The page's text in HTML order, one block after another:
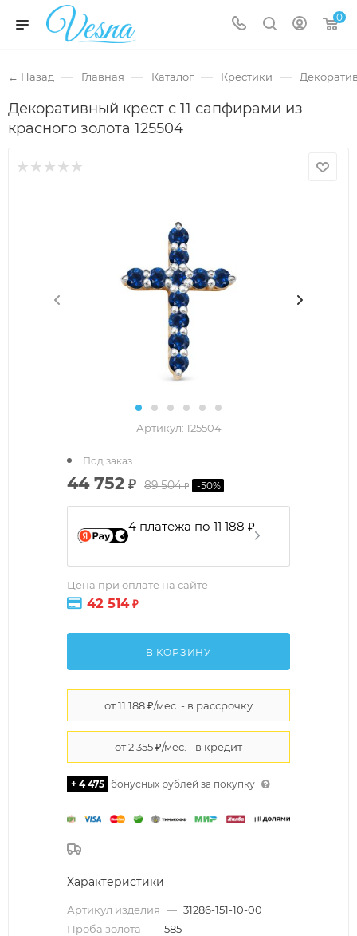
0
← Назад — Главная — Каталог — Крестики —
Декоративный крест с 11 сапфирами из
красного золота 125504
Артикул: 125504
44 752 ₽ 89 504₽ -50%
4 платежа по 11 188 ₽
Цена при оплате на сайте
42 514₽
Под заказ
В КОРЗИНУ
+ 4 475 бонусных рублей за покупку
Характеристики
Артикул изделия — 31286-151-10-00
Проба золота — 585